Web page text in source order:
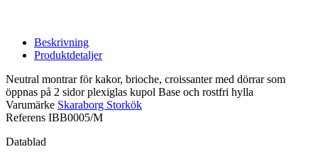
Beskrivning
Produktdetaljer
Neutral montrar för kakor, brioche, croissanter med dörrar som
öppnas på 2 sidor plexiglas kupol Base och rostfri hylla
Varumärke Skaraborg Storkök
Referens IBB0005/M
Datablad